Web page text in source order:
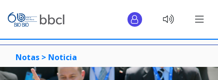
Notas > Noticia